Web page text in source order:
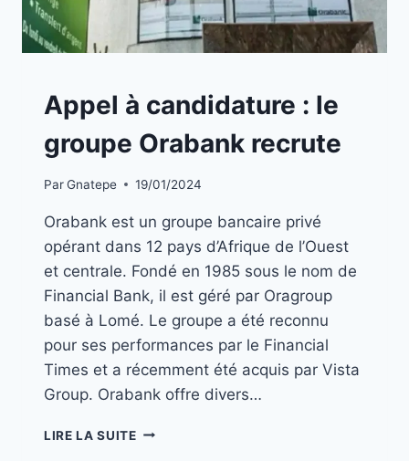
A
LA
|
Appel à candidature : le
groupe Orabank recrute
ParGnatepe 19/01/2024
Orabank est un groupe bancaire privé
opérant dans 12 pays d’Afrique de l’Ouest
et centrale. Fondé en 1985 sous le nom de
Financial Bank, il est géré par Oragroup
basé à Lomé. Le groupe a été reconnu
pour ses performances par le Financial
Times et a récemment été acquis par Vista
Group. Orabank offre divers…
LIRE LA SUITE